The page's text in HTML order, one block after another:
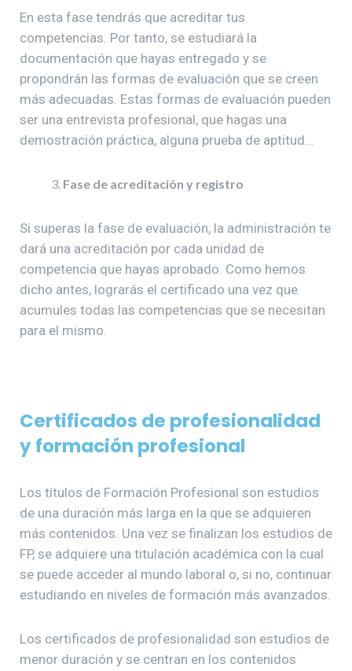
En esta fase tendrás que acreditar tus
competencias. Por tanto, se estudiará la
documentación que hayas entregado y se
propondrán las formas de evaluación que se creen
más adecuadas. Estas formas de evaluación pueden
ser una entrevista profesional, que hagas una
demostración práctica, alguna prueba de aptitud…
Fase de acreditación y registro
Si superas la fase de evaluación, la administración te
dará una acreditación por cada unidad de
competencia que hayas aprobado. Como hemos
dicho antes, lograrás el certificado una vez que
acumules todas las competencias que se necesitan
para el mismo.
Certificados de profesionalidad
y formación profesional
Los títulos de Formación Profesional son estudios
de una duración más larga en la que se adquieren
más contenidos. Una vez se finalizan los estudios de
FP, se adquiere una titulación académica con la cual
se puede acceder al mundo laboral o, si no, continuar
estudiando en niveles de formación más avanzados.
Los certificados de profesionalidad son estudios de
menor duración y se centran en los contenidos